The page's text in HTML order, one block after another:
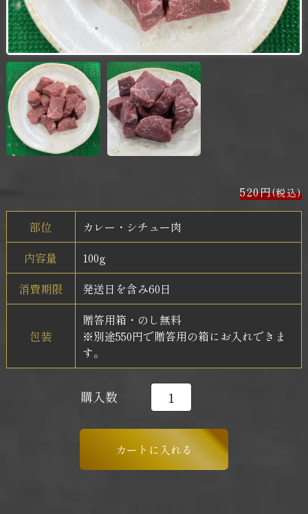
520円(税込)
部位
カレー・シチュー肉
内容量
100g
消費期限
発送日を含み60日
包装
贈答用箱・のし無料
※別途550円で贈答用の箱にお入れできま
す。
購入数